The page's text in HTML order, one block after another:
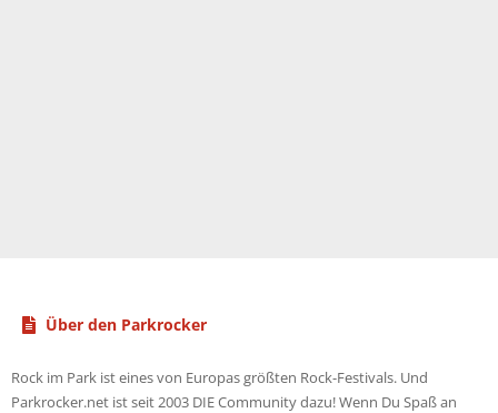
Über den Parkrocker
Rock im Park ist eines von Europas größten Rock-Festivals. Und
Parkrocker.net ist seit 2003 DIE Community dazu! Wenn Du Spaß an